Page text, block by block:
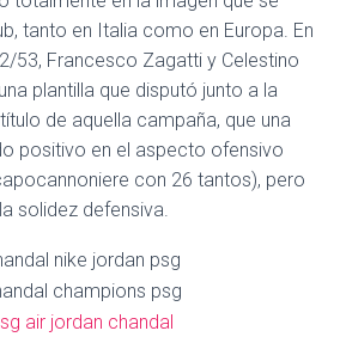
N
tanto en Italia como en Europa. En
53, Francesco Zagatti y Celestino
plantilla que disputó junto a la
de aquella campaña, que una
positivo en el aspecto ofensivo
con 26 tantos), pero
solidez defensiva.